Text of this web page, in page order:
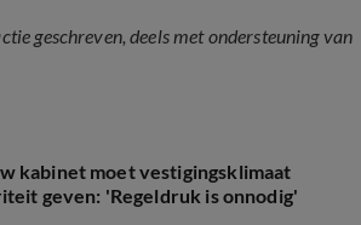
geschreven, deels met ondersteuning van
kabinet moet vestigingsklimaat
geven: 'Regeldruk is onnodig'